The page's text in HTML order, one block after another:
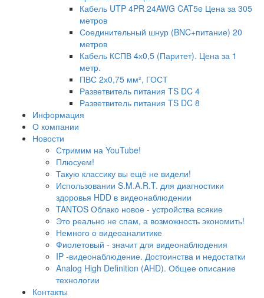
Кабель UTP 4PR 24AWG CAT5e Цена за 305
метров
Соединительный шнур (BNC+питание) 20
метров
Кабель КСПВ 4х0,5 (Паритет). Цена за 1
метр.
ПВС 2х0,75 мм², ГОСТ
Разветвитель питания TS DC 4
Разветвитель питания TS DC 8
Информация
О компании
Новости
Стримим на YouTube!
Плюсуем!
Такую классику вы ещё не видели!
Использовании S.M.A.R.T. для диагностики
здоровья HDD в видеонаблюдении
TANTOS Облако новое - устройства всякие
Это реально не спам, а возможность экономить!
Немного о видеоаналитике
Фиолетовый - значит для видеонаблюдения
IP -видеонаблюдение. Достоинства и недостатки
Analog High Definition (AHD). Общее описание
технологии
Контакты